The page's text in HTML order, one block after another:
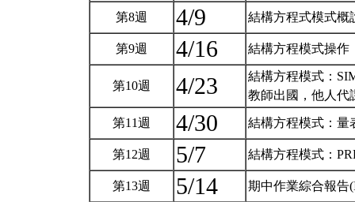
第8週 4/9 結構方程式模式
第9週 4/16 結構方程模式操作
第10週 4/23
結構方程模式：
教師出國，他人代
第11週 4/30 結構方程模式：
第12週 5/7 結構方程模式：
第13週 5/14 期中作業綜合報告